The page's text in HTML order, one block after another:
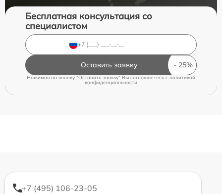
Бесплатная консультация со
специалистом
Оставить заявку
Нажимая на кнопку "Оставить заявку" Вы соглашаетесь cполитикой
конфиденциальности
+7 (495) 106-23-05